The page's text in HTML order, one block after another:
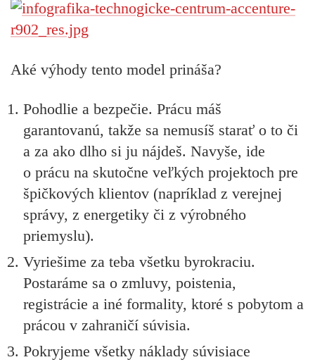
Aké výhody tento model prináša?
Pohodlie a bezpečie. Prácu máš
garantovanú, takže sa nemusíš starať o to či
a za ako dlho si ju nájdeš. Navyše, ide
o prácu na skutočne veľkých projektoch pre
špičkových klientov (napríklad z verejnej
správy, z energetiky či z výrobného
priemyslu).
Vyriešime za teba všetku byrokraciu.
Postaráme sa o zmluvy, poistenia,
registrácie a iné formality, ktoré s pobytom a
prácou v zahraničí súvisia.
Pokryjeme všetky náklady súvisiace